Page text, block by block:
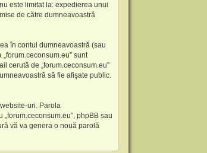
este limitat la: expedierea unui
de către dumneavoastră
în contul dumneavoastră (sau
sunt
cerută de „forum.ceconsum.eu”
să fie afişate public.
uri. Parola
phpBB sau
vă va genera o nouă parolă